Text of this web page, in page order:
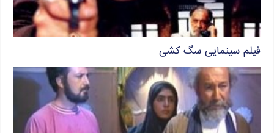
فیلم سینمایی سگ کشی